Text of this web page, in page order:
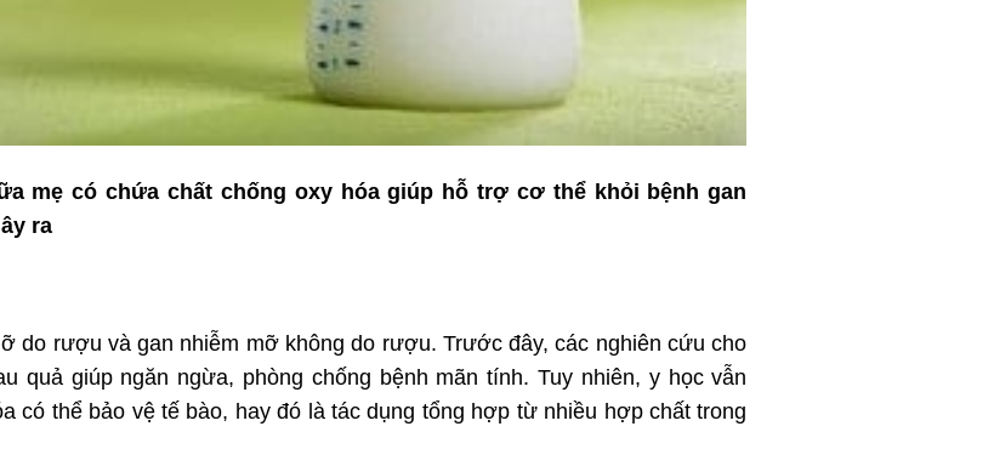
mẹ có chứa chất chống oxy hóa giúp hỗ trợ cơ thể khỏi bệnh gan
ra
do rượu và gan nhiễm mỡ không do rượu. Trước đây, các nghiên cứu cho
quả giúp ngăn ngừa, phòng chống bệnh mãn tính. Tuy nhiên, y học vẫn
có thể bảo vệ tế bào, hay đó là tác dụng tổng hợp từ nhiều hợp chất trong